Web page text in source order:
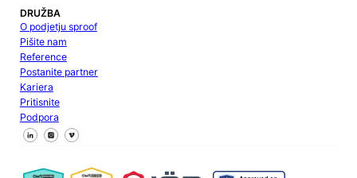
DRUŽBA
O podjetju sproof
Pišite nam
Reference
Postanite partner
Kariera
Pritisnite
Podpora
Sledite nam na Facebooku
Sledite nam na X
Sledite nam na LinkedInu